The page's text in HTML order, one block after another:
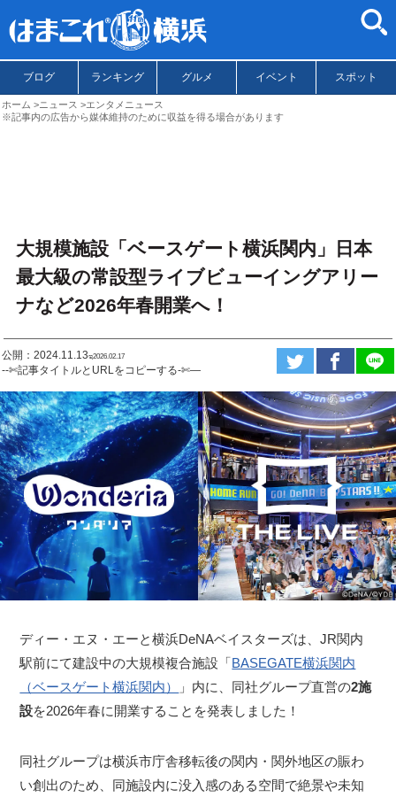
ブログ ランキング グルメ イベント スポット
ホーム ニュース
エンタメニュース
※記事内の広告から媒体維持のために収益を得る場合があります
大規模施設「ベースゲート横浜関内」日本
最大級の常設型ライブビューイングアリー
ナなど2026年春開業へ！
公開：2024.11.13ಇ2026.02.17
--✄記事タイトルとURLをコピーする-✄—
ディー・エヌ・エーと横浜DeNAベイスターズは、JR関内
駅前にて建設中の大規模複合施設「BASEGATE横浜関内
（ベースゲート横浜関内）
」内に、同社グループ直営の2施
設を2026年春に開業することを発表しました！
同社グループは横浜市庁舎移転後の関内・関外地区の賑わ
い創出のため、同施設内に没入感のある空間で絶景や未知